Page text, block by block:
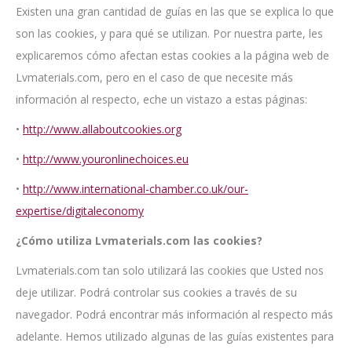
Existen una gran cantidad de guías en las que se explica lo que
son las cookies, y para qué se utilizan. Por nuestra parte, les
explicaremos cómo afectan estas cookies a la página web de
Lvmaterials.com, pero en el caso de que necesite más
información al respecto, eche un vistazo a estas páginas:
• http://www.allaboutcookies.org
• http://www.youronlinechoices.eu
• http://www.international-chamber.co.uk/our-
expertise/digitaleconomy
¿Cómo utiliza Lvmaterials.com las cookies?
Lvmaterials.com tan solo utilizará las cookies que Usted nos
deje utilizar. Podrá controlar sus cookies a través de su
navegador. Podrá encontrar más información al respecto más
adelante. Hemos utilizado algunas de las guías existentes para